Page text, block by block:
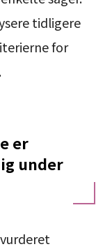
tidligere
for
er
under